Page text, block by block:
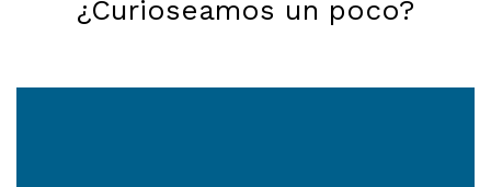
¿Curioseamos un poco?